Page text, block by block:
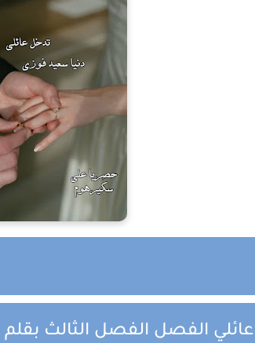
عائلي الفصل الفصل الثالث